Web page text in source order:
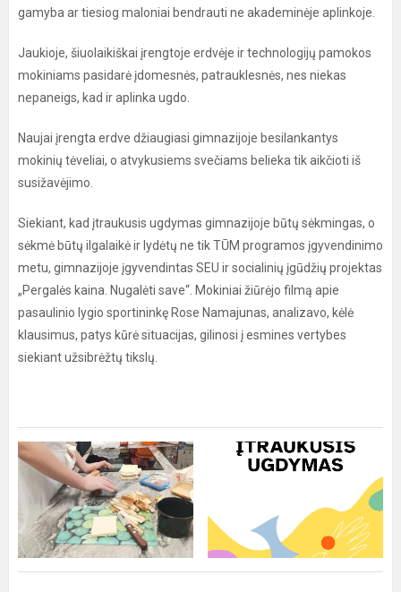
gamyba ar tiesiog maloniai bendrauti ne akademinėje aplinkoje.
Jaukioje, šiuolaikiškai įrengtoje erdvėje ir technologijų pamokos
mokiniams pasidarė įdomesnės, patrauklesnės, nes niekas
nepaneigs, kad ir aplinka ugdo.
Naujai įrengta erdve džiaugiasi gimnazijoje besilankantys
mokinių tėveliai, o atvykusiems svečiams belieka tik aikčioti iš
susižavėjimo.
Siekiant, kad įtraukusis ugdymas gimnazijoje būtų sėkmingas, o
sėkmė būtų ilgalaikė ir lydėtų ne tik TŪM programos įgyvendinimo
metu, gimnazijoje įgyvendintas SEU ir socialinių įgūdžių projektas
„Pergalės kaina. Nugalėti save“. Mokiniai žiūrėjo filmą apie
pasaulinio lygio sportininkę Rose Namajunas, analizavo, kėlė
klausimus, patys kūrė situacijas, gilinosi į esmines vertybes
siekiant užsibrėžtų tikslų.